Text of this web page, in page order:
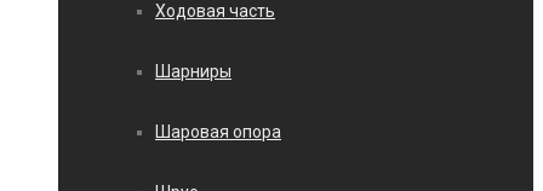
Ходовая часть
Шарниры
Шаровая опора